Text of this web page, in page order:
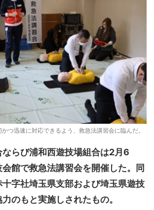
つ迅速に対応できるよう、救急法講習会に臨んだ。
らび浦和西遊技場組合は2月6
会館で救急法講習会を開催した。同
字社埼玉県支部および埼玉県遊技
のもと実施しされたもの。